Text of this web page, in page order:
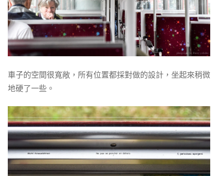
車子的空間很寬敞，所有位置都採對做的設計，坐起來稍微
地硬了一些。